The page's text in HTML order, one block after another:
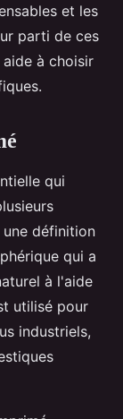
et les
parti de ces
à choisir
qui
une définition
qui a
à l'aide
utilisé pour
industriels,